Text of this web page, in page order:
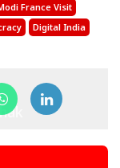
France Visit
Digital India